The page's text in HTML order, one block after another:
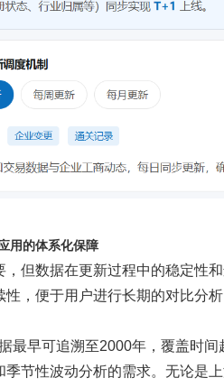
用的体系化保障
但数据在更新过程中的稳定性
性，便于用户进行长期的对比分
最早可追溯至2000年，覆盖时
季节性波动分析的需求。无论是